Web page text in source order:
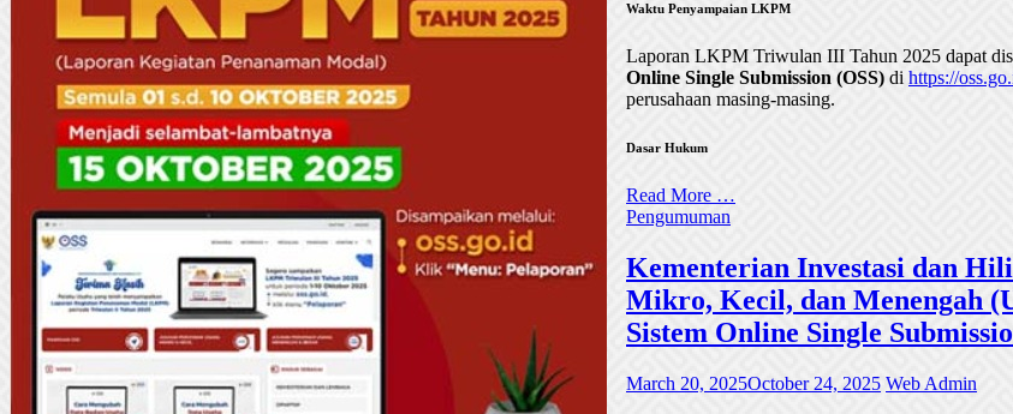
Waktu Penyampaian LKPM
Laporan LKPM Triwulan III Tahun 2025 dapat
Online Single Submission (OSS) di https://
perusahaan masing-masing.
Dasar Hukum
Read More …
Pengumuman
Kementerian Investasi dan
Mikro, Kecil, dan Menengah
Sistem Online Single
March 20, 2025October 24, 2025 Web Admin